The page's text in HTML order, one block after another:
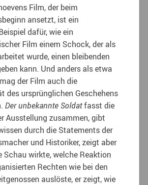
Film, der beim
ansetzt, ist ein
dafür, wie ein
Film einem Schock, der als
wurde, einen bleibenden
kann. Und anders als etwa
der Film auch die
des ursprünglichen Geschehens
Der unbekannte Soldatfasst die
Ausstellung zusammen, gibt
durch die Statements der
und Historiker, zeigt aber
Schau wirkte, welche Reaktion
Rechten wie bei den
auslöste, er zeigt, wie